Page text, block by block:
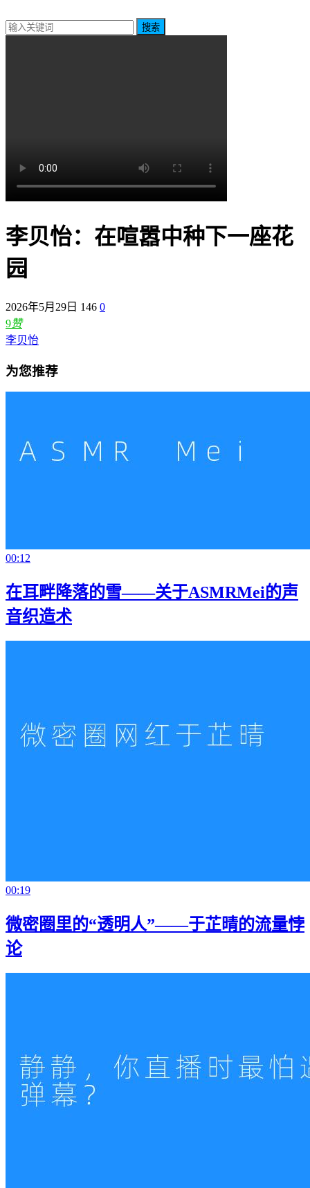
搜索
李贝怡：在喧嚣中种下一座花
园
2026年5月29日 146 0
9赞
李贝怡
为您推荐
00:12
在耳畔降落的雪——关于ASMRMei的声
音织造术
00:19
微密圈里的“透明人”——于芷晴的流量悖
论